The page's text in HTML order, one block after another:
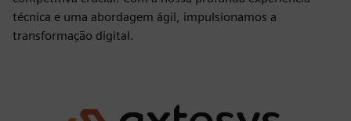
técnica e uma abordagem ágil, impulsionamos a
transformação digital.